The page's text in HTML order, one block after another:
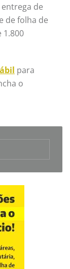
de
de folha de
1.800
para
o